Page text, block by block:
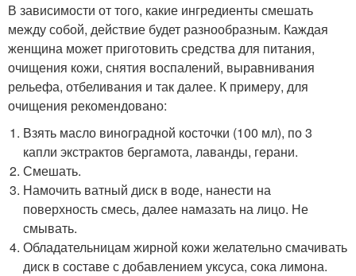
В зависимости от того, какие ингредиенты смешать
между собой, действие будет разнообразным. Каждая
женщина может приготовить средства для питания,
очищения кожи, снятия воспалений, выравнивания
рельефа, отбеливания и так далее. К примеру, для
очищения рекомендовано:
Взять масло виноградной косточки (100 мл), по 3
капли экстрактов бергамота, лаванды, герани.
Смешать.
Намочить ватный диск в воде, нанести на
поверхность смесь, далее намазать на лицо. Не
смывать.
Обладательницам жирной кожи желательно смачивать
диск в составе с добавлением уксуса, сока лимона.